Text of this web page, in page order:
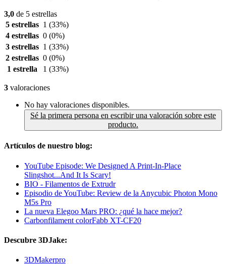
3,0 de 5 estrellas
5 estrellas 1 (33%)
4 estrellas 0 (0%)
3 estrellas 1 (33%)
2 estrellas 0 (0%)
1 estrella
1 (33%)
3 valoraciones
No hay valoraciones disponibles.
Sé la primera persona en escribir una valoración sobre este
producto.
Artículos de nuestro blog:
YouTube Episode: We Designed A Print-In-Place
Slingshot...And It Is Scary!
BIO - Filamentos de Extrudr
Episodio de YouTube: Review de la Anycubic Photon Mono
M5s Pro
La nueva Elegoo Mars PRO: ¿qué la hace mejor?
Carbonfilament colorFabb XT-CF20
Descubre 3DJake:
3DMakerpro